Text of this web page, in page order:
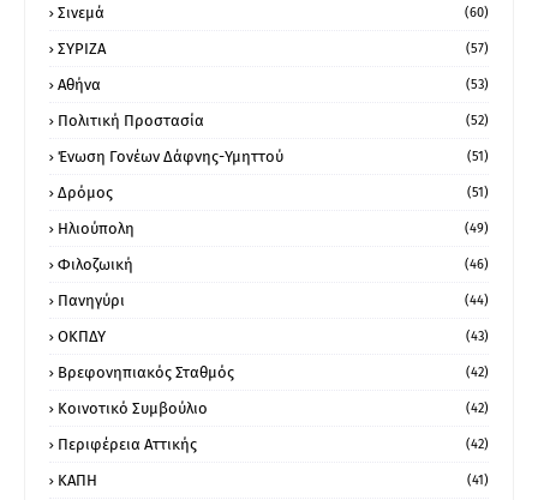
Σινεμά (60)
ΣΥΡΙΖΑ (57)
Αθήνα (53)
Πολιτική Προστασία (52)
Ένωση Γονέων Δάφνης-Υμηττού (51)
Δρόμος (51)
Ηλιούπολη (49)
Φιλοζωική (46)
Πανηγύρι (44)
ΟΚΠΔΥ (43)
Βρεφονηπιακός Σταθμός (42)
Κοινοτικό Συμβούλιο (42)
Περιφέρεια Αττικής (42)
ΚΑΠΗ (41)